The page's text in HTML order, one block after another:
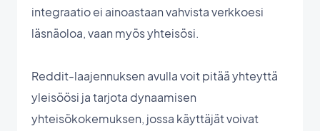
integraatio ei ainoastaan vahvista verkkoesi
läsnäoloa, vaan myös yhteisösi.
Reddit-laajennuksen avulla voit pitää yhteyttä
yleisöösi ja tarjota dynaamisen
yhteisökokemuksen, jossa käyttäjät voivat